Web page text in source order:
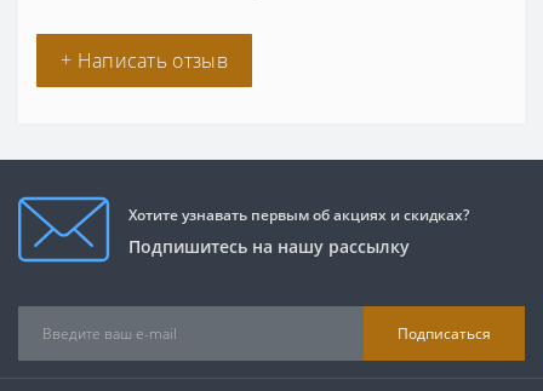
+ Написать отзыв
Хотите узнавать первым об акциях и скидках?
Подпишитесь на нашу рассылку
Подписаться